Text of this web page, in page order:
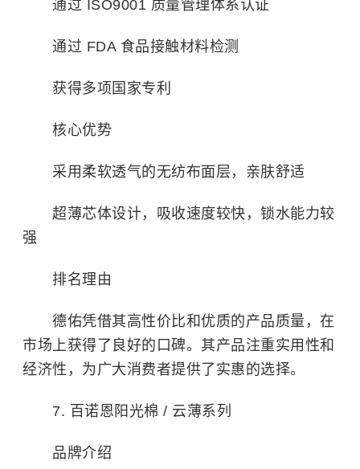
通过 ISO9001 质量管理体系认证
通过 FDA 食品接触材料检测
获得多项国家专利
核心优势
采用柔软透气的无纺布面层，亲肤舒适
超薄芯体设计，吸收速度较快，锁水能力较
强
排名理由
德佑凭借其高性价比和优质的产品质量，在
市场上获得了良好的口碑。其产品注重实用性和
经济性，为广大消费者提供了实惠的选择。
7. 百诺恩阳光棉 / 云薄系列
品牌介绍